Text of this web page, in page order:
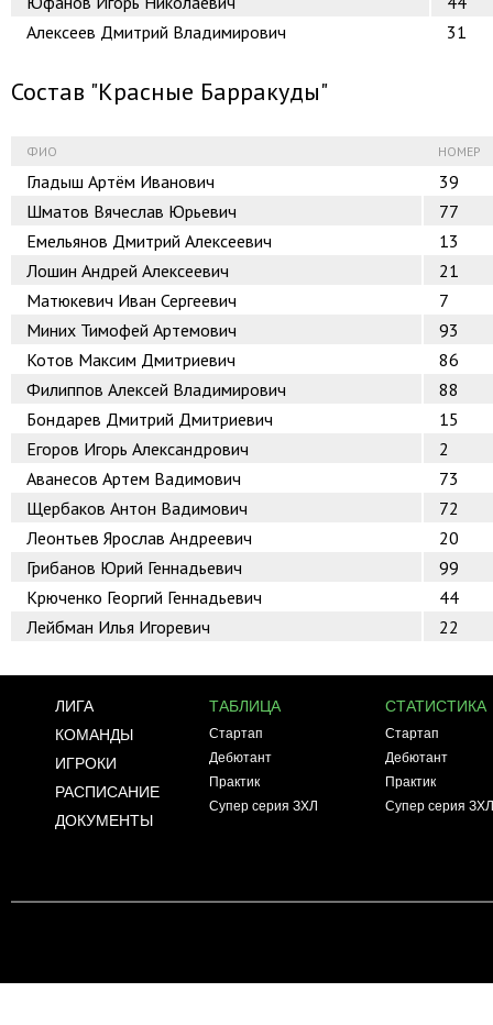
Алексеев Дмитрий Владимирович
31
Состав "Красные Барракуды"
ФИО НОМЕР
Гладыш Артём Иванович
39
Шматов Вячеслав Юрьевич
77
Емельянов Дмитрий Алексеевич
13
Лошин Андрей Алексеевич
21
Матюкевич Иван Сергеевич
7
Миних Тимофей Артемович
93
Котов Максим Дмитриевич
86
Филиппов Алексей Владимирович
88
Бондарев Дмитрий Дмитриевич
15
Егоров Игорь Александрович
2
Аванесов Артем Вадимович
73
Щербаков Антон Вадимович
72
Леонтьев Ярослав Андреевич
20
Грибанов Юрий Геннадьевич
99
Крюченко Георгий Геннадьевич
44
Лейбман Илья Игоревич
22
ЛИГА
КОМАНДЫ
ТАБЛИЦА
Стартап
Дебютант
Практик
Супер серия ЗХЛ
СТАТИСТИКА
Стартап
Дебютант
Практик
Супер серия ЗХЛ
ИГРОКИ
РАСПИСАНИЕ
ДОКУМЕНТЫ